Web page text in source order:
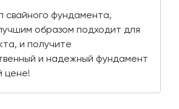
свайного фундамента,
образом подходит для
и получите
и надежный фундамент
цене!